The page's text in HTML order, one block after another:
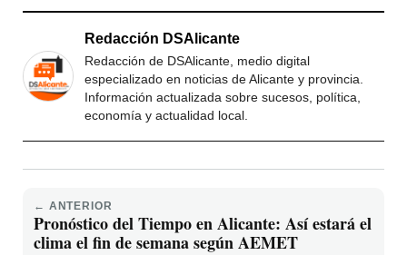
Redacción DSAlicante
Redacción de DSAlicante, medio digital
especializado en noticias de Alicante y provincia.
Información actualizada sobre sucesos, política,
economía y actualidad local.
← ANTERIOR
Pronóstico del Tiempo en Alicante: Así estará el
clima el fin de semana según AEMET